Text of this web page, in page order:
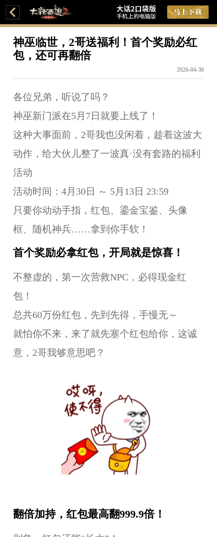
神巫临世，2哥送福利！首个奖励必红
包，还可再翻倍
2026-04-30
各位兄弟，听说了吗？
神巫新门派在5月7日就要上线了！
这种大事面前，2哥我也没闲着，趁着这波大
动作，给大伙儿整了一波真·没有套路的福利
活动
活动时间：4月30日 ～ 5月13日 23:59
只要你动动手指，红包、鎏金宝鉴、头像
框、随机神兵……拿到你手软！
首个奖励必拿红包，开局就是惊喜！
不整虚的，第一次营救NPC，必得现金红
包！
总共60万份红包，先到先得，手慢无～
就怕你不来，来了就先塞个红包给你，这诚
意，2哥我够意思吧？
翻倍加持，红包最高翻999.9倍！